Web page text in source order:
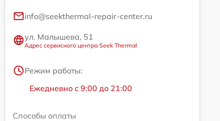
info@seekthermal-repair-center.ru
ул. Малышева, 51
Адрес сервисного центра Seek Thermal
Режим работы:
Ежедневно с 9:00 до 21:00
Способы оплаты